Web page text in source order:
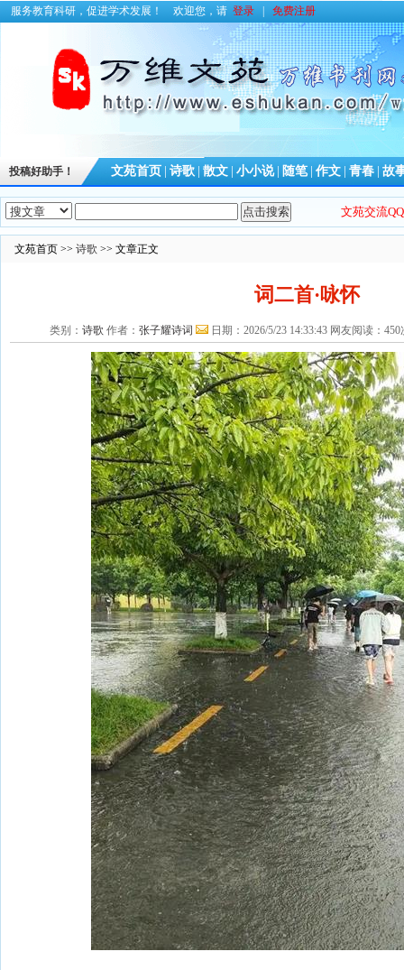
服务教育科研，促进学术发展！ 欢迎您，请 登录 免费注册
投稿好助手！ 文苑首页 诗歌 散文 小小说 随笔 作文 青春 故
文苑交流
文苑首页 >> 诗歌 >> 文章正文
词二首·咏怀
类别： 诗歌 作者： 张子耀诗词 日期：2026/5/23 14:33:43 网友阅读：